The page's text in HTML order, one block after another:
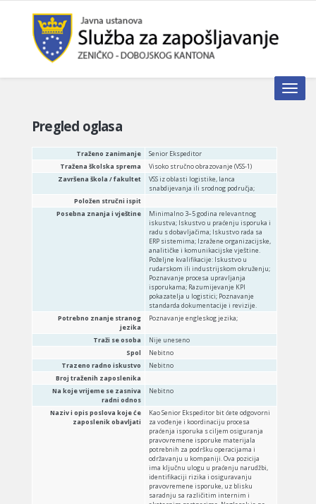
Toggle
Pregled oglasa
Traženo zanimanje
Senior Ekspeditor
Tražena školska sprema
Visoko stručno obrazovanje (VSS-1)
Završena škola / fakultet
VSS iz oblasti logistike, lanca
snabdijevanja ili srodnog područja;
Položen stručni ispit
Posebna znanja i vještine
Minimalno 3–5 godina relevantnog
iskustva; Iskustvo u praćenju isporuka i
radu s dobavljačima; Iskustvo rada sa
ERP sistemima; Izražene organizacijske,
analitičke i komunikacijske vještine.
Poželjne kvalifikacije: Iskustvo u
rudarskom ili industrijskom okruženju;
Poznavanje procesa upravljanja
isporukama; Razumijevanje KPI
pokazatelja u logistici; Poznavanje
standarda dokumentacije i revizije.
Potrebno znanje stranog
jezika
Poznavanje engleskog jezika;
Traži se osoba
Nije uneseno
Spol
Nebitno
Trazeno radno iskustvo
Nebitno
Broj traženih zaposlenika
Na koje vrijeme se zasniva
radni odnos
Nebitno
Naziv i opis poslova koje će
zaposlenik obavljati
Kao Senior Ekspeditor bit ćete odgovorni
za vođenje i koordinaciju procesa
praćenja isporuka s ciljem osiguranja
pravovremene isporuke materijala
potrebnih za podršku operacijama i
održavanju u kompaniji. Ova pozicija
ima ključnu ulogu u praćenju narudžbi,
identifikaciji rizika i osiguravanju
pravovremene isporuke, uz blisku
saradnju sa različitim internim i